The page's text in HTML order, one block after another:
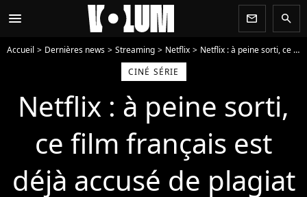
menu newsletter search
Accueil Dernières news Streaming Netflix
Netflix : à peine sorti, ce film français est déjà accusé de plagiat
CINÉ SÉRIE
Netflix : à peine sorti,
ce film français est
déjà accusé de plagiat